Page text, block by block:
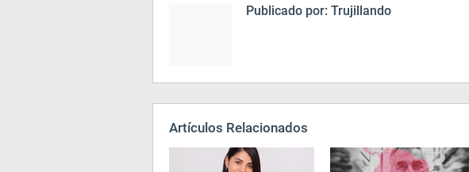
Publicado por: Trujillando
Artículos Relacionados